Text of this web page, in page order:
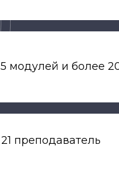
5 модулей и более
21 преподаватель